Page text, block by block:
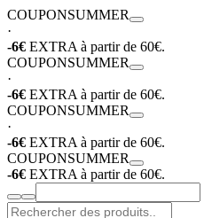
COUPONSUMMER
·
-6€ EXTRA à partir de 60€.
COUPONSUMMER
·
-6€ EXTRA à partir de 60€.
COUPONSUMMER
·
-6€ EXTRA à partir de 60€.
COUPONSUMMER
-6€ EXTRA à partir de 60€.